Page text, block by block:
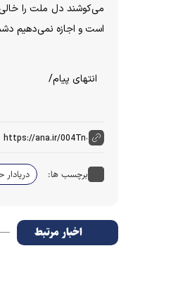
می‌کوشند دل ملت را خالی
است و اجازه نمی‌دهیم
انتهای پیام/
برچسب ها:
اخبار مرتبط